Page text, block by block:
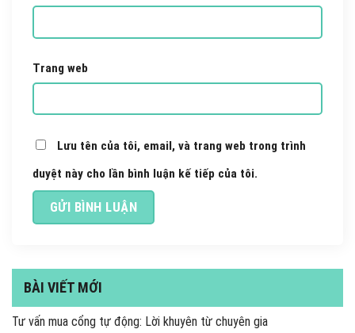
Trang web
Lưu tên của tôi, email, và trang web trong trình
duyệt này cho lần bình luận kế tiếp của tôi.
BÀI VIẾT MỚI
Tư vấn mua cổng tự động: Lời khuyên từ chuyên gia